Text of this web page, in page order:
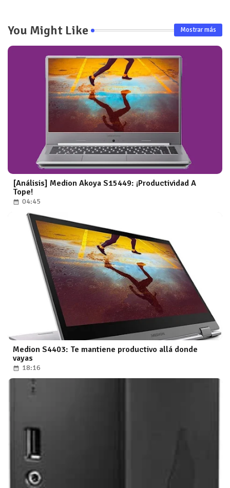
You Might Like Mostrar más
[Análisis] Medion Akoya S15449: ¡Productividad A
Tope!
04:45
Medion S4403: Te mantiene productivo allá donde
vayas
18:16